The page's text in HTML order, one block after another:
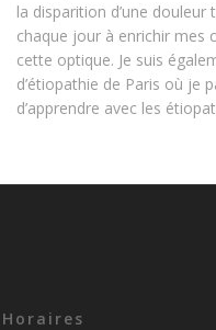
la disparition d’une douleur
chaque jour à enrichir mes
cette optique. Je suis
d’étiopathie de Paris où je
d’apprendre avec les
Horaires